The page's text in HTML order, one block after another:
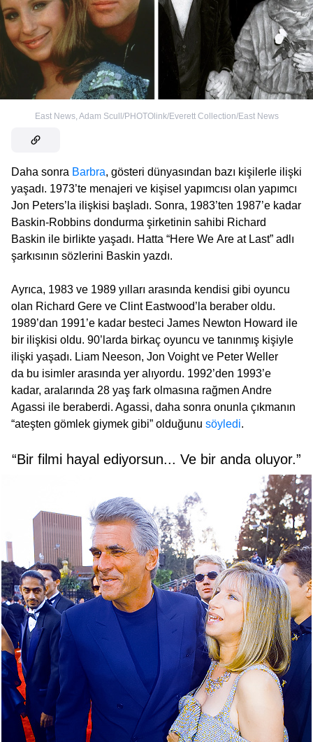
East News, Adam Scull/PHOTOlink/Everett Collection/East News
Daha sonra Barbra, gösteri dünyasından bazı kişilerle ilişki
yaşadı. 1973’te menajeri ve kişisel yapımcısı olan yapımcı
Jon Peters’la ilişkisi başladı. Sonra, 1983’ten 1987’e kadar
Baskin-Robbins dondurma şirketinin sahibi Richard
Baskin ile birlikte yaşadı. Hatta “Here We Are at Last” adlı
şarkısının sözlerini Baskin yazdı.
Ayrıca, 1983 ve 1989 yılları arasında kendisi gibi oyuncu
olan Richard Gere ve Clint Eastwood’la beraber oldu.
1989’dan 1991’e kadar besteci James Newton Howard ile
bir ilişkisi oldu. 90’larda birkaç oyuncu ve tanınmış kişiyle
ilişki yaşadı. Liam Neeson, Jon Voight ve Peter Weller
da bu isimler arasında yer alıyordu. 1992’den 1993’e
kadar, aralarında 28 yaş fark olmasına rağmen Andre
Agassi ile beraberdi. Agassi, daha sonra onunla çıkmanın
“ateşten gömlek giymek gibi” olduğunu söyledi.
“Bir filmi hayal ediyorsun... Ve bir anda oluyor.”